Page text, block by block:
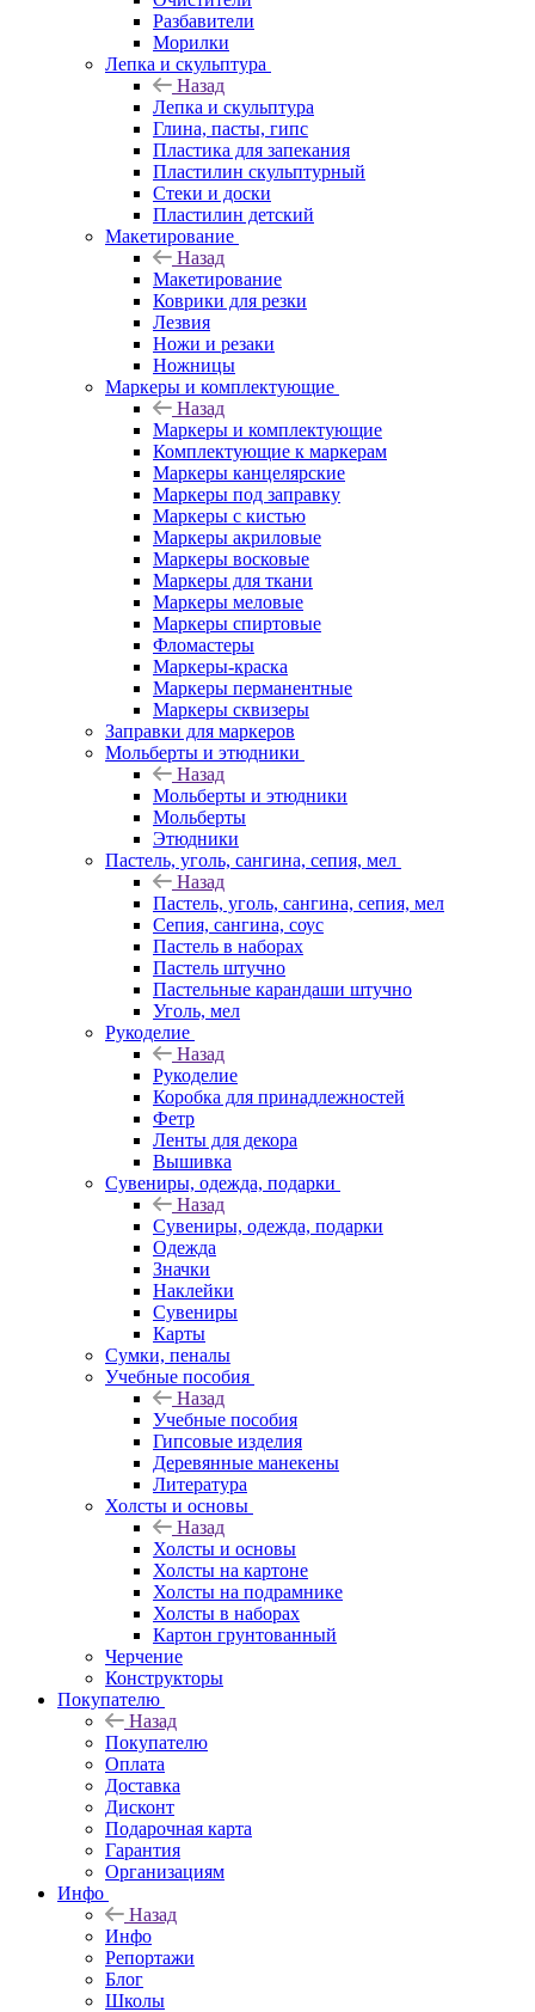
Разбавители
Морилки
Лепка и скульптура
Назад
Лепка и скульптура
Глина, пасты, гипс
Пластика для запекания
Пластилин скульптурный
Стеки и доски
Пластилин детский
Макетирование
Назад
Макетирование
Коврики для резки
Лезвия
Ножи и резаки
Ножницы
Маркеры и комплектующие
Назад
Маркеры и комплектующие
Комплектующие к маркерам
Маркеры канцелярские
Маркеры под заправку
Маркеры с кистью
Маркеры акриловые
Маркеры восковые
Маркеры для ткани
Маркеры меловые
Маркеры спиртовые
Фломастеры
Маркеры-краска
Маркеры перманентные
Маркеры сквизеры
Заправки для маркеров
Мольберты и этюдники
Назад
Мольберты и этюдники
Мольберты
Этюдники
Пастель, уголь, сангина, сепия, мел
Назад
Пастель, уголь, сангина, сепия, мел
Сепия, сангина, соус
Пастель в наборах
Пастель штучно
Пастельные карандаши штучно
Уголь, мел
Рукоделие
Назад
Рукоделие
Коробка для принадлежностей
Фетр
Ленты для декора
Вышивка
Сувениры, одежда, подарки
Назад
Сувениры, одежда, подарки
Одежда
Значки
Наклейки
Сувениры
Карты
Сумки, пеналы
Учебные пособия
Назад
Учебные пособия
Гипсовые изделия
Деревянные манекены
Литература
Холсты и основы
Назад
Холсты и основы
Холсты на картоне
Холсты на подрамнике
Холсты в наборах
Картон грунтованный
Черчение
Конструкторы
Покупателю
Назад
Покупателю
Оплата
Доставка
Дисконт
Подарочная карта
Гарантия
Организациям
Инфо
Назад
Инфо
Репортажи
Блог
Школы